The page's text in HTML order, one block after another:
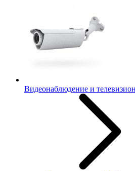
Видеонаблюдение и